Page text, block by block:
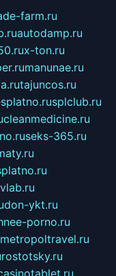
farm.ru
autodamp.ru
x-ton.ru
manunae.ru
tajuncos.ru
splclub.ru
cleanmedicine.ru
seks-365.ru
don-ykt.ru
porno.ru
metropoltravel.ru
rostotsky.ru